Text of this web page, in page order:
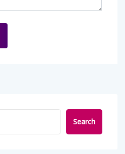
Search